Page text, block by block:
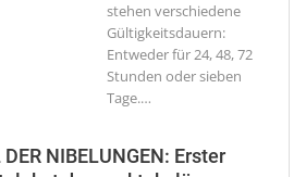
stehen verschiedene
Gültigkeitsdauern:
Entweder für 24, 48, 72
Stunden oder sieben
Tage.…
NIBELUNGEN: Erster